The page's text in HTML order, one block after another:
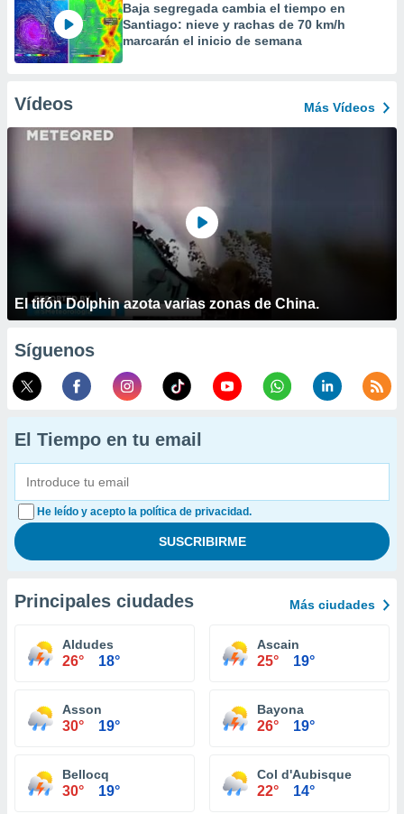
Baja segregada cambia el tiempo en
Santiago: nieve y rachas de 70 km/h
marcarán el inicio de semana
Vídeos Más Vídeos
El tifón Dolphin azota varias zonas de China.
Síguenos
El Tiempo en tu email
He leído y acepto la política de privacidad.
Principales ciudades Más ciudades
Aldudes
26° 18°
Ascain
25° 19°
Asson
30° 19°
Bayona
26° 19°
Bellocq
30° 19°
Col d'Aubisque
22° 14°